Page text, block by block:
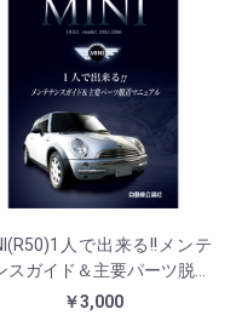
人で出来る!!メンテ
スガイド＆主要パーツ脱着
￥3,000